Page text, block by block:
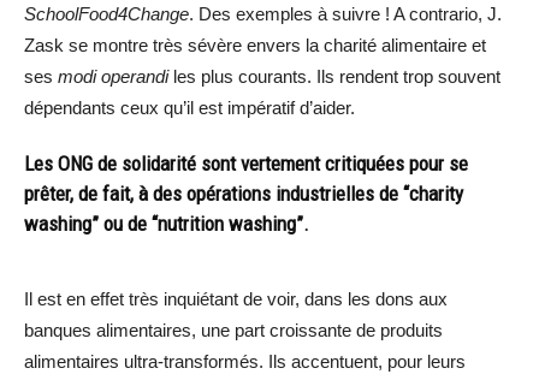
SchoolFood4Change. Des exemples à suivre ! A contrario, J.
Zask se montre très sévère envers la charité alimentaire et
ses modi operandiles plus courants. Ils rendent trop souvent
dépendants ceux qu’il est impératif d’aider.
Les ONG de solidarité sont vertement critiquées pour se
prêter, de fait, à des opérations industrielles de “charity
washing” ou de “nutrition washing”.
Il est en effet très inquiétant de voir, dans les dons aux
banques alimentaires, une part croissante de produits
alimentaires ultra-transformés. Ils accentuent, pour leurs